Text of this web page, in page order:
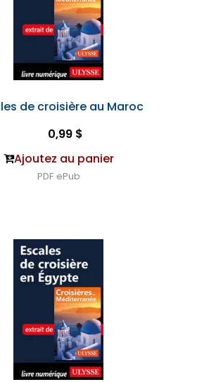
de croisière au Maroc
0,99 $
Ajoutez au panier
PDF ePub